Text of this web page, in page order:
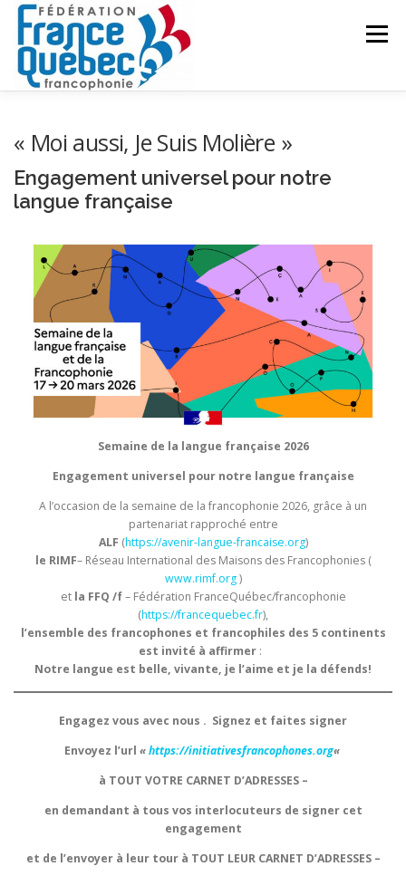
Aller
contenu
Menu
ACTUALITÉS CONGRÈS COMMUN
INTRANET
« Moi aussi, Je Suis Molière »
Engagement universel pour notre
langue française
Semaine de la langue française 2026
Engagement universel pour notre langue française
A l’occasion de la semaine de la francophonie 2026, grâce à un
partenariat rapproché entre
ALF (https://avenir-langue-francaise.org)
le RIMF– Réseau International des Maisons des Francophonies (
www.rimf.org)
et la FFQ /f– Fédération FranceQuébec/francophonie
(https://francequebec.fr),
l’ensemble des francophones et francophiles des 5 continents
est invité à affirmer :
Notre langue est belle, vivante, je l’aime et je la défends!
Engagez vous avec nous . Signez et faites signer
Envoyez l’url «https://initiativesfrancophones.org«
à TOUT VOTRE CARNET D’ADRESSES –
en demandant à tous vos interlocuteurs de signer cet
engagement
et de l’envoyer à leur tour à TOUT LEUR CARNET D’ADRESSES –